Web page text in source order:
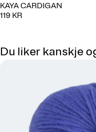
KAYA CARDIGAN
119 KR
Du liker kanskje